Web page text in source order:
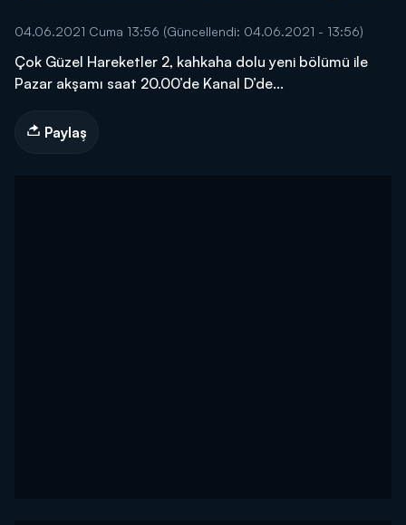
04.06.2021 Cuma 13:56 (Güncellendi: 04.06.2021 - 13:56)
Çok Güzel Hareketler 2, kahkaha dolu yeni bölümü ile
Pazar akşamı saat 20.00’de Kanal D’de...
Paylaş